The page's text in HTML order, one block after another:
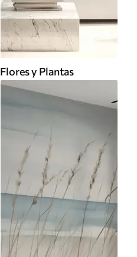
Flores y Plantas